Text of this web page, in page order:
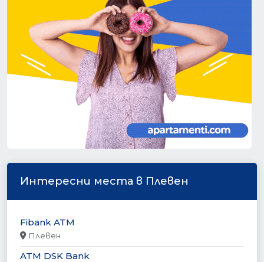
Интересни места в Плевен
Fibank ATM
Плевен
ATM DSK Bank